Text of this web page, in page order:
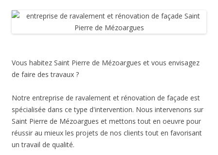
Vous habitez Saint Pierre de Mézoargues et vous envisagez
de faire des travaux ?
Notre entreprise de ravalement et rénovation de façade est
spécialisée dans ce type d'intervention. Nous intervenons sur
Saint Pierre de Mézoargues et mettons tout en oeuvre pour
réussir au mieux les projets de nos clients tout en favorisant
un travail de qualité.